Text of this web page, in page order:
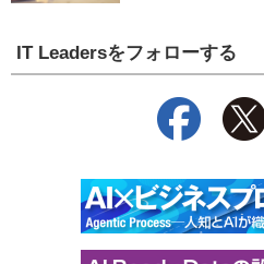
IT Leadersをフォローする